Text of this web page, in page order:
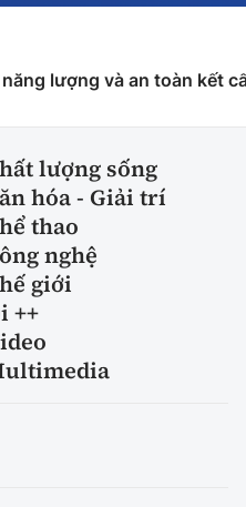
lượng và an toàn kết
lượng sống
hóa - Giải trí
thao
nghệ
giới
++